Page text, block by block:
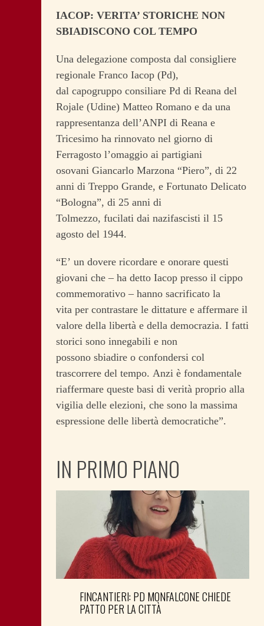
IACOP: VERITA’ STORICHE NON
SBIADISCONO COL TEMPO
Una delegazione composta dal consigliere
regionale Franco Iacop (Pd),
dal capogruppo consiliare Pd di Reana del
Rojale (Udine) Matteo Romano e da una
rappresentanza dell’ANPI di Reana e
Tricesimo ha rinnovato nel giorno di
Ferragosto l’omaggio ai partigiani
osovani Giancarlo Marzona “Piero”, di 22
anni di Treppo Grande, e Fortunato Delicato
“Bologna”, di 25 anni di
Tolmezzo, fucilati dai nazifascisti il 15
agosto del 1944.
“E’ un dovere ricordare e onorare questi
giovani che – ha detto Iacop presso il cippo
commemorativo – hanno sacrificato la
vita per contrastare le dittature e affermare il
valore della libertà e della democrazia. I fatti
storici sono innegabili e non
possono sbiadire o confondersi col
trascorrere del tempo. Anzi è fondamentale
riaffermare queste basi di verità proprio alla
vigilia delle elezioni, che sono la massima
espressione delle libertà democratiche”.
IN PRIMO PIANO
FINCANTIERI: PD MONFALCONE CHIEDE
PATTO PER LA CITTÀ